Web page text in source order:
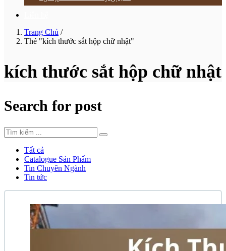
Trang Chủ /
Thẻ "kích thước sắt hộp chữ nhật"
kích thước sắt hộp chữ nhật
Search for post
Tất cả
Catalogue Sản Phẩm
Tin Chuyên Ngành
Tin tức